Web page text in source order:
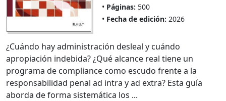
Páginas: 500
Fecha de edición: 2026
¿Cuándo hay administración desleal y cuándo
apropiación indebida? ¿Qué alcance real tiene un
programa de compliance como escudo frente a la
responsabilidad penal ad intra y ad extra? Esta guía
aborda de forma sistemática los ...